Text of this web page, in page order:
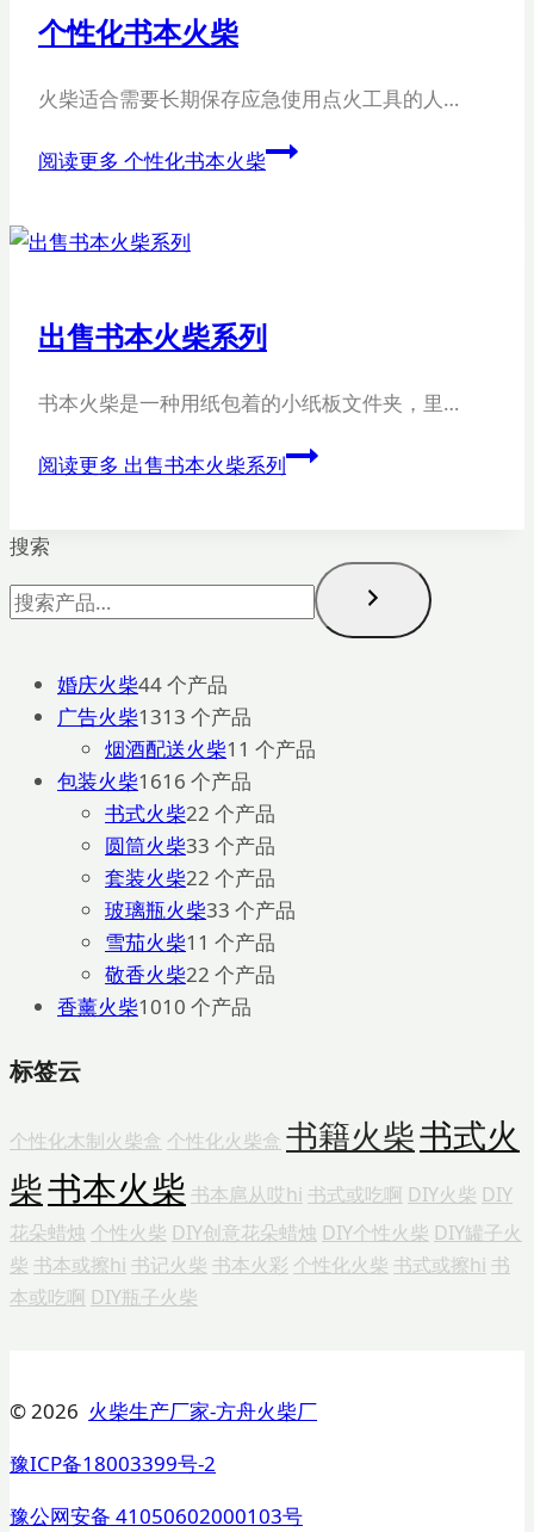
个性化书本火柴
火柴适合需要长期保存应急使用点火工具的人…
阅读更多 个性化书本火柴
出售书本火柴系列
书本火柴是一种用纸包着的小纸板文件夹，里…
阅读更多 出售书本火柴系列
搜索
婚庆火柴44 个产品
广告火柴1313 个产品
烟酒配送火柴1 1 个产品
包装火柴1616 个产品
书式火柴22 个产品
圆筒火柴33 个产品
套装火柴22 个产品
玻璃瓶火柴33 个产品
雪茄火柴1 1 个产品
敬香火柴22 个产品
香薰火柴1010 个产品
标签云
个性化木制火柴盒 个性化火柴盒 书籍火柴书式火
柴书本火柴 书本扈从哎hi 书式或吃啊 DIY火柴 DIY
花朵蜡烛 个性火柴 DIY创意花朵蜡烛 DIY个性火柴 DIY罐子火
柴 书本或擦hi 书记火柴 书本火彩 个性化火柴 书式或擦hi 书
本或吃啊 DIY瓶子火柴
© 2026 火柴生产厂家-方舟火柴厂
豫ICP备18003399号-2
豫公网安备 41050602000103号